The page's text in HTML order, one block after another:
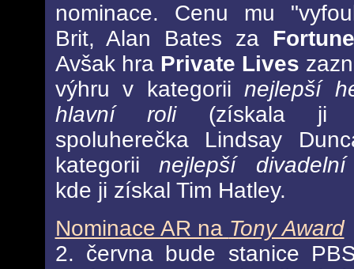
nominace. Cenu mu
Brit, Alan Bates za
Avšak hra Private Lives
výhru v kategoriinejlepší
hlavní roli(získala ji
spoluherečka Lindsay
kategoriinejlepší
kde ji získal Tim Hatley.
Nominace AR na Tony Award
2. června bude stanice